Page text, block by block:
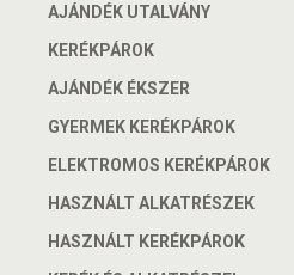
AJÁNDÉK UTALVÁNY
KERÉKPÁROK
AJÁNDÉK ÉKSZER
GYERMEK KERÉKPÁROK
ELEKTROMOS KERÉKPÁROK
HASZNÁLT ALKATRÉSZEK
HASZNÁLT KERÉKPÁROK